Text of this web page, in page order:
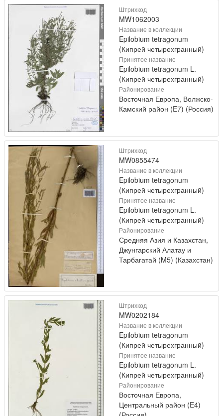
Штрихкод
MW1062003
Название в коллекции
Epilobium tetragonum
(Кипрей четырехгранный)
Принятое название
Epilobium tetragonum L.
(Кипрей четырехгранный)
Районирование
Восточная Европа, Волжско-
Камский район (E7) (Россия)
Штрихкод
MW0855474
Название в коллекции
Epilobium tetragonum
(Кипрей четырехгранный)
Принятое название
Epilobium tetragonum L.
(Кипрей четырехгранный)
Районирование
Средняя Азия и Казахстан,
Джунгарский Алатау и
Тарбагатай (M5) (Казахстан)
Штрихкод
MW0202184
Название в коллекции
Epilobium tetragonum
(Кипрей четырехгранный)
Принятое название
Epilobium tetragonum L.
(Кипрей четырехгранный)
Районирование
Восточная Европа,
Центральный район (E4)